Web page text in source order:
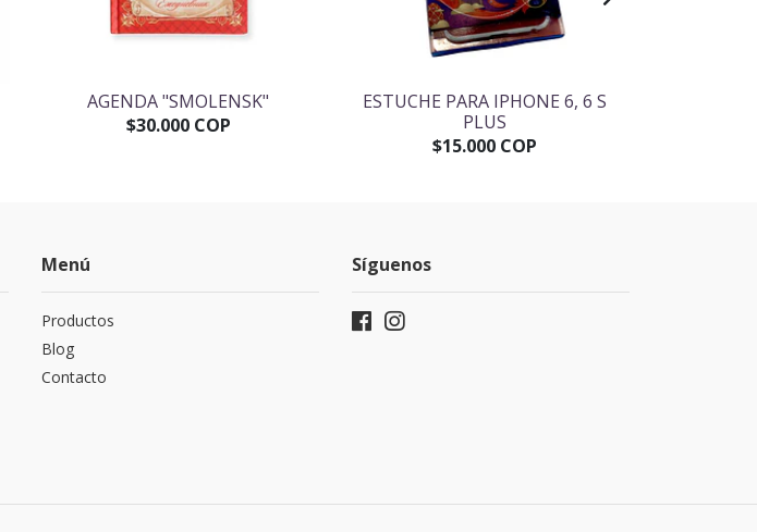
AGENDA "SMOLENSK"
$30.000 COP
ESTUCHE PARA IPHONE 6, 6 S
PLUS
$15.000 COP
Menú
Productos
Blog
Contacto
Síguenos